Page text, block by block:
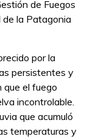
de Fuegos
la Patagonia
por la
persistentes y
el fuego
incontrolable.
que acumuló
temperaturas y